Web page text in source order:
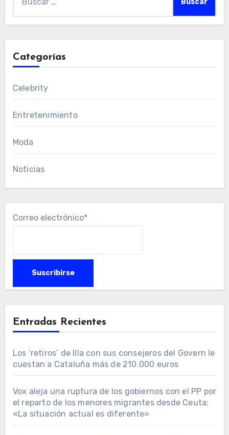
Categorías
Celebrity
Entretenimiento
Moda
Noticias
Correo electrónico*
Entradas Recientes
Los ‘retiros’ de Illa con sus consejeros del Govern le
cuestan a Cataluña más de 210.000 euros
Vox aleja una ruptura de los gobiernos con el PP por
el reparto de los menores migrantes desde Ceuta:
«La situación actual es diferente»